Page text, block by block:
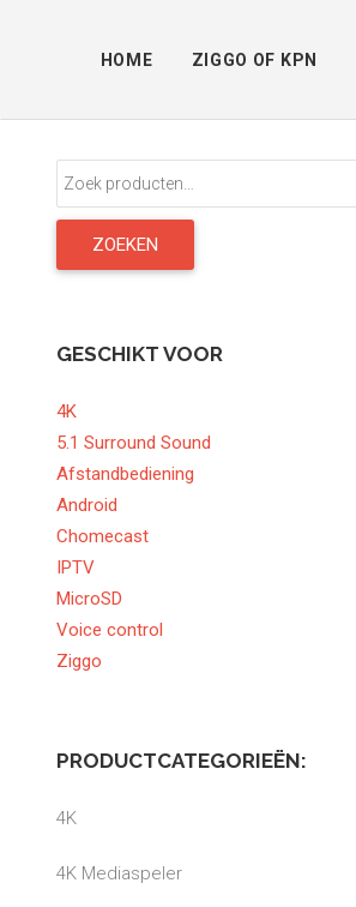
HOME ZIGGO OF KPN
Zoeken
naar:
ZOEKEN
GESCHIKT VOOR
4K
5.1 Surround Sound
Afstandbediening
Android
Chomecast
IPTV
MicroSD
Voice control
Ziggo
PRODUCTCATEGORIEËN:
4K
4K Mediaspeler